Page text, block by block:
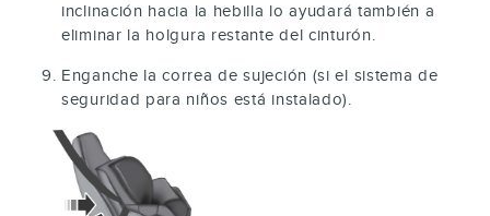
inclinación hacia la hebilla lo ayudará también a
eliminar la holgura restante del cinturón.
Enganche la correa de sujeción (si el sistema de
seguridad para niños está instalado).